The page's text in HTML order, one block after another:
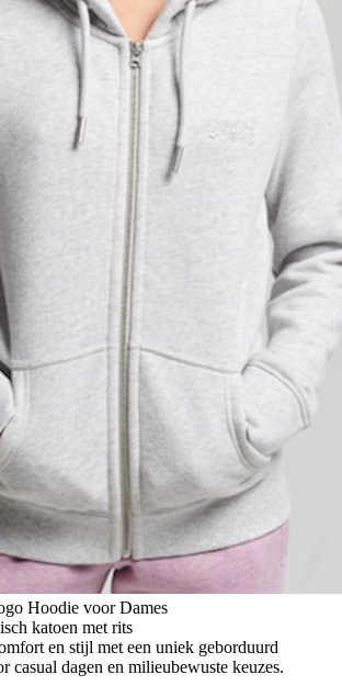
Hoodie voor Dames
katoen met rits
en stijl met een uniek geborduurd
casual dagen en milieubewuste keuzes.